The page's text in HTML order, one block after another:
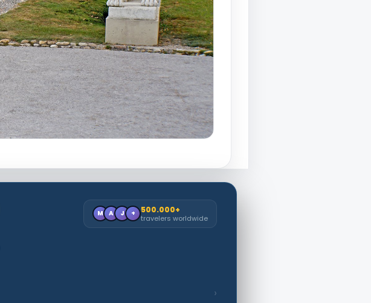
M A J + 500.000+
travelers worldwide
›